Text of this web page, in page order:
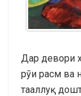
Дар девори
рӯи расм ва
тааллуқ